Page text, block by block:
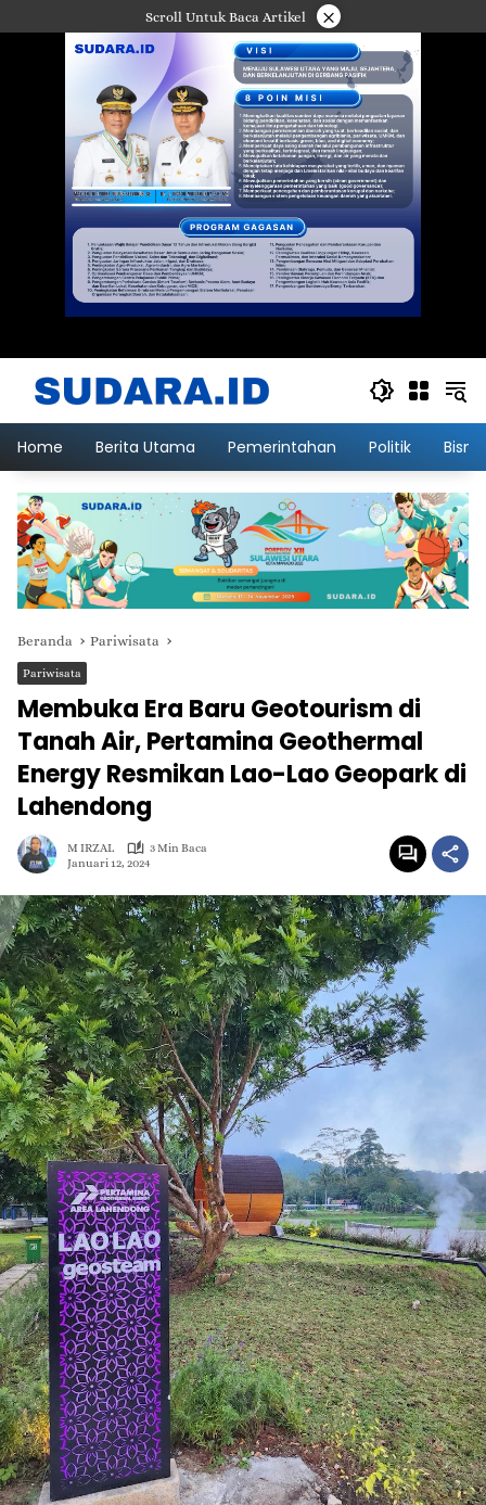
ke
Scroll Untuk Baca Artikel ×
Home Berita Utama Pemerintahan Politik
Beranda Pariwisata
Pariwisata
Membuka Era Baru Geotourism di
Tanah Air, Pertamina Geothermal
Energy Resmikan Lao-Lao Geopark di
Lahendong
M IRZAL
3 Min Baca
Januari 12, 2024